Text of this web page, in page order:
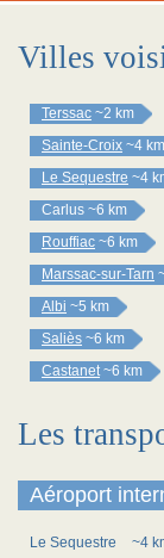
Villes
Terssac ~2 km
Sainte-Croix ~4 km
Le Sequestre ~4
Carlus ~6 km
Rouffiac ~6 km
Marssac-sur-Tarn
Albi ~5 km
Saliès ~6 km
Castanet ~6 km
Les
Aéroport
Le Sequestre ~4